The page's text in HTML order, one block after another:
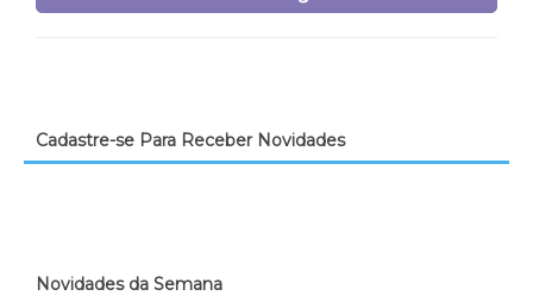
Cadastre-se Para Receber Novidades
Novidades da Semana